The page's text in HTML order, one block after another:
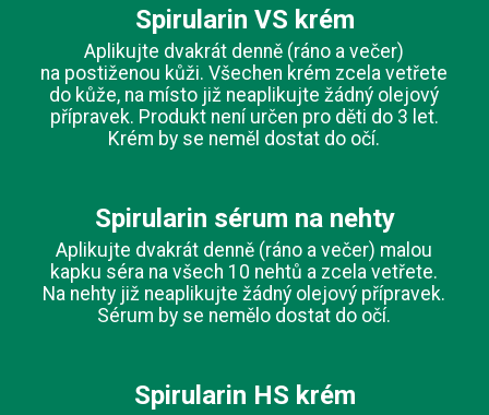
Spirularin VS krém
Aplikujte dvakrát denně (ráno a večer)
na postiženou kůži. Všechen krém zcela vetřete
do kůže, na místo již neaplikujte žádný olejový
přípravek. Produkt není určen pro děti do 3 let.
Krém by se neměl dostat do očí.
Spirularin sérum na nehty
Aplikujte dvakrát denně (ráno a večer) malou
kapku séra na všech 10 nehtů a zcela vetřete.
Na nehty již neaplikujte žádný olejový přípravek.
Sérum by se nemělo dostat do očí.
Spirularin HS krém